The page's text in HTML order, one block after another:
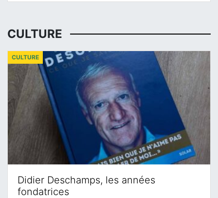
CULTURE
Didier Deschamps, les années
fondatrices
CULTURE